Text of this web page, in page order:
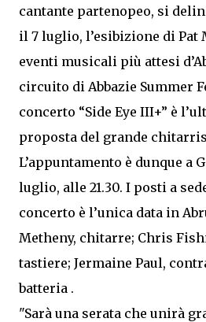
cantante partenopeo, si
il 7 luglio, l’esibizione di Pat
eventi musicali più attesi
circuito di Abbazie Summer
concerto “Side Eye III+” è
proposta del grande
L’appuntamento è dunque a
luglio, alle 21.30. I posti a
concerto è l’unica data in
Metheny, chitarre; Chris
tastiere; Jermaine Paul,
batteria .
"Sarà una serata che unirà